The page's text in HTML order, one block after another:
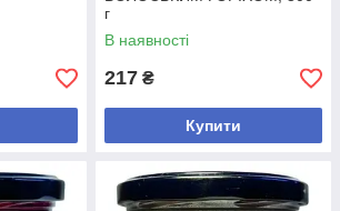
г
В наявності
217 ₴
Купити